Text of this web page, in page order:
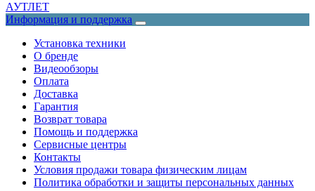
АУТЛЕТ
Информация и поддержка
Установка техники
О бренде
Видеообзоры
Оплата
Доставка
Гарантия
Возврат товара
Помощь и поддержка
Сервисные центры
Контакты
Условия продажи товара физическим лицам
Политика обработки и защиты персональных данных